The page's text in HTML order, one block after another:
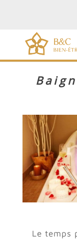
Le temps